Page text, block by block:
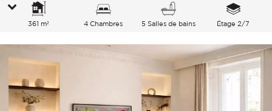
361 m² 4 Chambres 5 Salles de bains Étage 2/7